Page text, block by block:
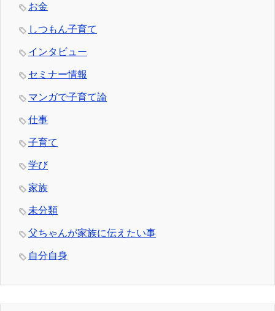
お金
しつもん子育て
インタビュー
セミナー情報
マンガで子育て論
仕事
子育て
学び
家族
未分類
父ちゃんが家族に伝えたい事
自分自身